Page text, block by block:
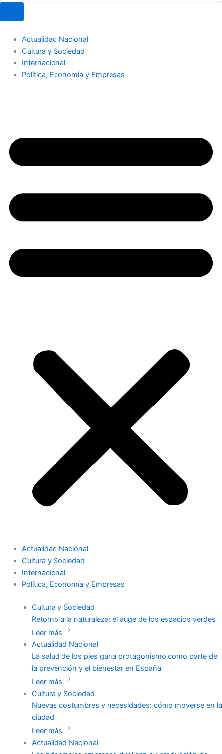
Actualidad Nacional
Cultura y Sociedad
Internacional
Política, Economía y Empresas
Actualidad Nacional
Cultura y Sociedad
Internacional
Política, Economía y Empresas
Cultura y Sociedad
Retorno a la naturaleza: el auge de los espacios verdes
Leer más
Actualidad Nacional
La salud de los pies gana protagonismo como parte de
la prevención y el bienestar en España
Leer más
Cultura y Sociedad
Nuevas costumbres y necesidades: cómo moverse en la
ciudad
Leer más
Actualidad Nacional